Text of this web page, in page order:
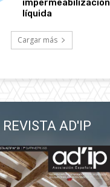
líquida
Cargar más
REVISTA AD'IP